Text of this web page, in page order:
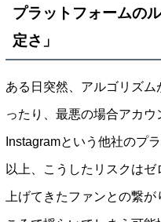
プラットフォームの
定さ」
ある日突然、アルゴリズ
ったり、最悪の場合アカ
Instagramという他社のプ
以上、こうしたリスクは
上げてきたファンとの繋